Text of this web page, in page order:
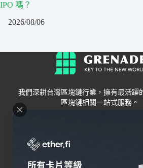
IPO 嗎？
2026/08/06
我們深耕台灣區塊鏈行業，擁有最活躍
區塊鏈相關一站式服務。
Grenade
關於我們